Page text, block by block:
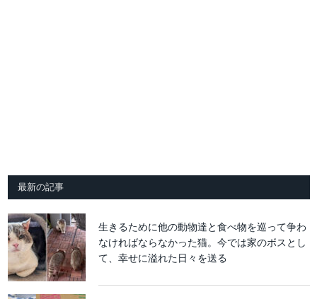
最新の記事
生きるために他の動物達と食べ物を巡って争わ
なければならなかった猫。今では家のボスとし
て、幸せに溢れた日々を送る